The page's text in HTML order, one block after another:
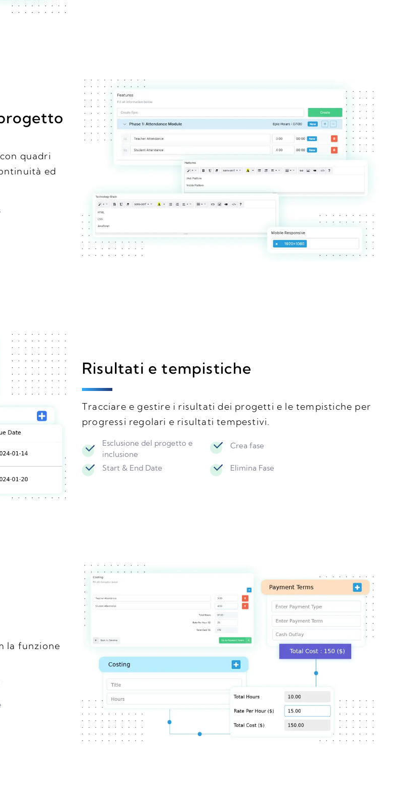
quadri
ed
Risultati e tempistiche
Tracciare e gestire i risultati dei progetti e le tempistiche per
progressi regolari e risultati tempestivi.
Esclusione del progetto e
inclusione
Crea fase
Start & End Date Elimina Fase
la funzione